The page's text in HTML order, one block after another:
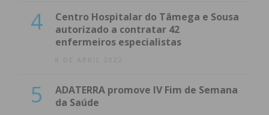
4
Centro Hospitalar do Tâmega e Sousa
autorizado a contratar 42
enfermeiros especialistas
8 DE ABRIL 2022
5
ADATERRA promove IV Fim de Semana
da Saúde